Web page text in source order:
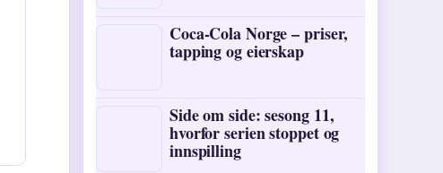
Coca-Cola Norge – priser,
tapping og eierskap
Side om side: sesong 11,
hvorfor serien stoppet og
innspilling